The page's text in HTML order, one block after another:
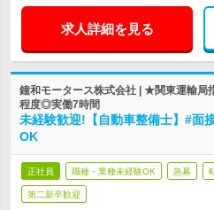
求人詳細を見る
鐘和モータース株式会社 | ★関東運輸
程度◎実働7時間
未経験歓迎!【自動車整備士】#面
OK
正社員 職種・業種未経験OK 急募
第二新卒歓迎